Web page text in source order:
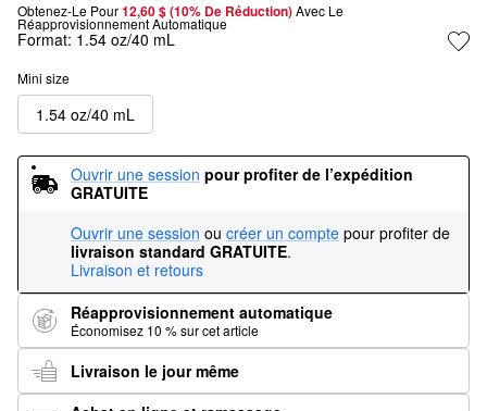
Obtenez-Le Pour12,60 $ (10% De Réduction) Avec Le
Réapprovisionnement Automatique
Format: 1.54 oz/40 mL
Mini size
1.54 oz/40 mL
Ouvrir une session pour profiter de l’expédition
GRATUITE
Ouvrir une session ou créer un compte pour profiter de
livraison standard GRATUITE.
Livraison et retours
Réapprovisionnement automatique
Économisez 10 % sur cet article
Livraison le jour même